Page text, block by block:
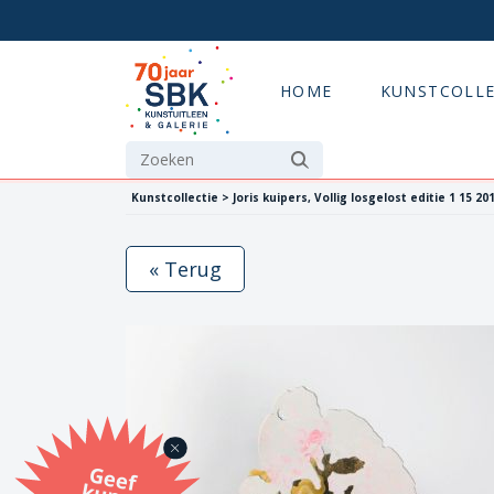
HOME
Kunstcollectie > Joris kuipers, Vollig losgelost editie 1 15
G
eef
u
n
st
a
d
o
m
et
e SB
K
u
n
stb
o
n
« Terug